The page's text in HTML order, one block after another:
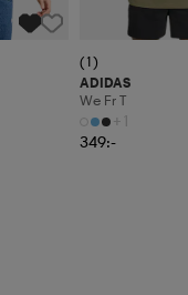
(1)
ADIDAS
We Fr T
+1
349:-